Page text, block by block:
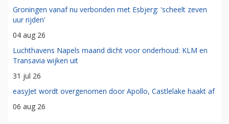
Groningen vanaf nu verbonden met Esbjerg: 'scheelt zeven
uur rijden'
04 aug 26
Luchthavens Napels maand dicht voor onderhoud: KLM en
Transavia wijken uit
31 jul 26
easyJet wordt overgenomen door Apollo, Castlelake haakt af
06 aug 26